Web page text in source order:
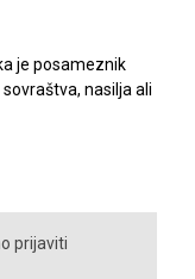
je posameznik
nasilja ali